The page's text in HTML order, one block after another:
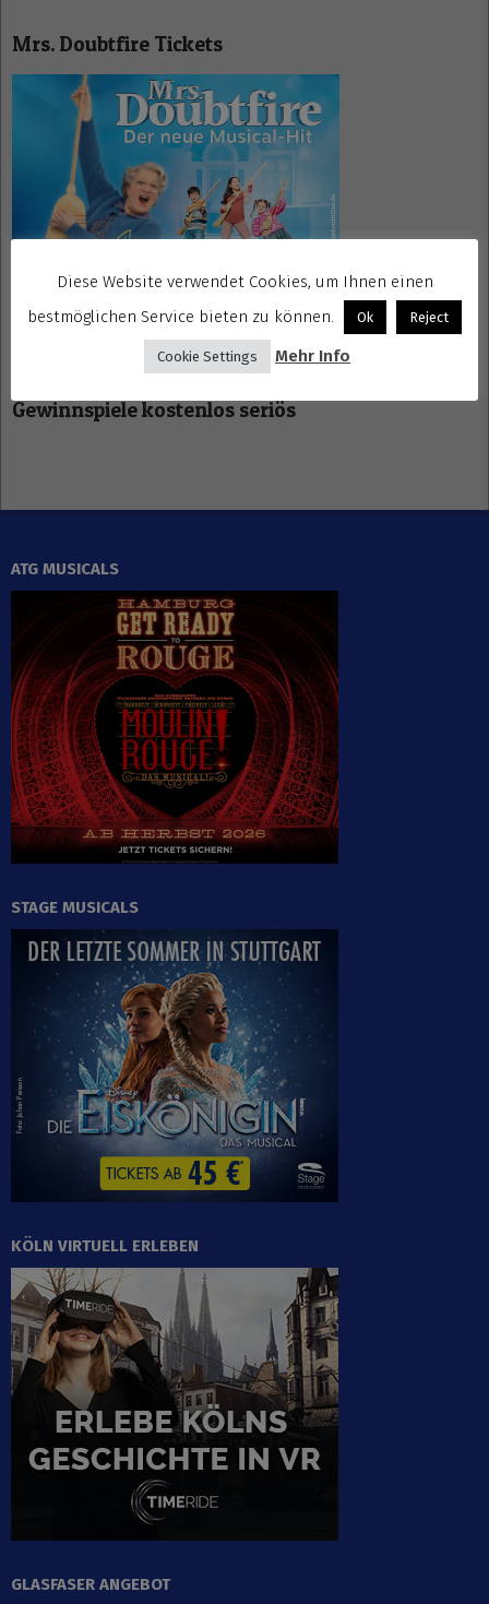
Mrs. Doubtfire Tickets
Gewinnspiele kostenlos seriös
ATG MUSICALS
STAGE MUSICALS
KÖLN VIRTUELL ERLEBEN
GLASFASER ANGEBOT
Diese Website verwendet Cookies, um Ihnen einen
bestmöglichen Service bieten zu können.
Ok Reject
Cookie Settings Mehr Info